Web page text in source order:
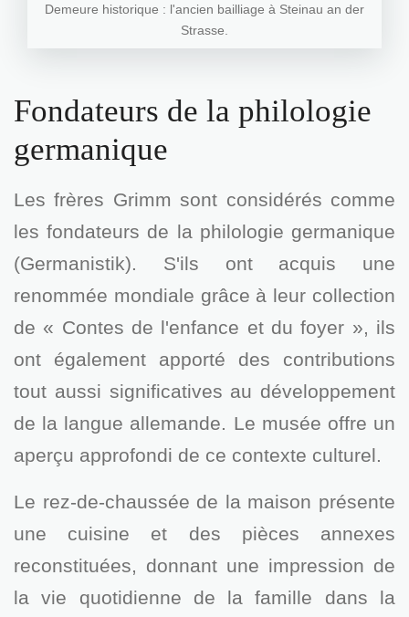
Demeure historique : l'ancien bailliage à Steinau an der
Strasse.
Fondateurs de la philologie
germanique
Les frères Grimm sont considérés comme
les fondateurs de la philologie germanique
(Germanistik). S'ils ont acquis une
renommée mondiale grâce à leur collection
de « Contes de l'enfance et du foyer », ils
ont également apporté des contributions
tout aussi significatives au développement
de la langue allemande. Le musée offre un
aperçu approfondi de ce contexte culturel.
Le rez-de-chaussée de la maison présente
une cuisine et des pièces annexes
reconstituées, donnant une impression de
la vie quotidienne de la famille dans la